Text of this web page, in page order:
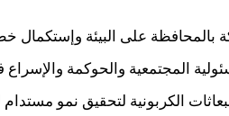
بالمحافظة على البيئة وإستكمال
المجتمعية والحوكمة
الكربونية لتحقيق نمو